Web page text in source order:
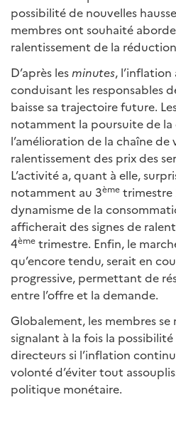
possibilité de nouvelles
membres ont souhaité
ralentissement de la
D’après les minutes, l’inflation
conduisant les responsables
baisse sa trajectoire future.
notamment la poursuite de
l’amélioration de la chaîne de
ralentissement des prix des
L’activité a, quant à elle,
notamment au 3ème trimestre
dynamisme de la
afficherait des signes de
4ème trimestre. Enfin, le
qu’encore tendu, serait en
progressive, permettant de
entre l’offre et la demande.
Globalement, les membres
signalant à la fois la
directeurs si l’inflation
volonté d’éviter tout
politique monétaire.